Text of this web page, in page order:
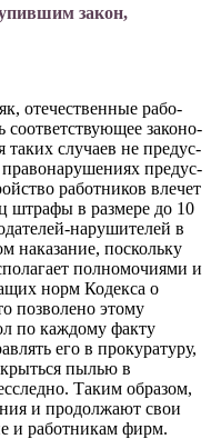
закон,
отечественные рабо­
соответствующее законо­
таких случаев не предус­
предус­
работников влечет
штрафы в размере до 10
нарушителей в
на­казание, поскольку
полномочиями и
норм Кодекса о
позволено этому
по каждому фак­ту
его в прокуратуру,
пылью в
Таким образом,
и про­должают свои
и работни­кам фирм.